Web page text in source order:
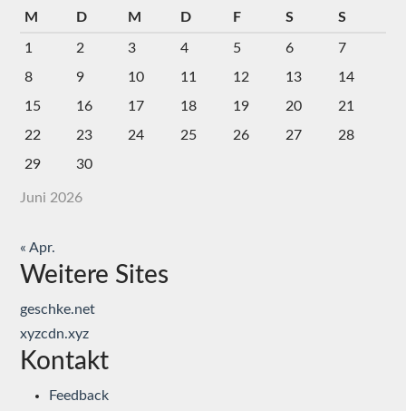
Juni 2026
M D M D F S S
1 2 3 4 5 6
7
8
9 10 11 12 13
14
15
16 17 18 19 20
21
22
23 24 25 26 27
28
29
30
« Apr.
Weitere Sites
geschke.net
xyzcdn.xyz
Kontakt
Feedback